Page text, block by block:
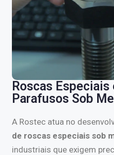
Roscas
Parafusos Sob
A Rostec atua no
de roscas especiais sob
industriais que exigem